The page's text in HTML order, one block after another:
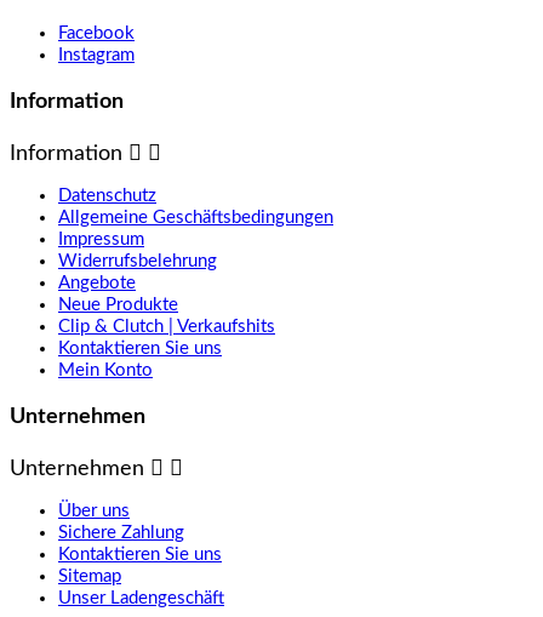
Facebook
Instagram
Information
Information  
Datenschutz
Allgemeine Geschäftsbedingungen
Impressum
Widerrufsbelehrung
Angebote
Neue Produkte
Clip & Clutch | Verkaufshits
Kontaktieren Sie uns
Mein Konto
Unternehmen
Unternehmen  
Über uns
Sichere Zahlung
Kontaktieren Sie uns
Sitemap
Unser Ladengeschäft